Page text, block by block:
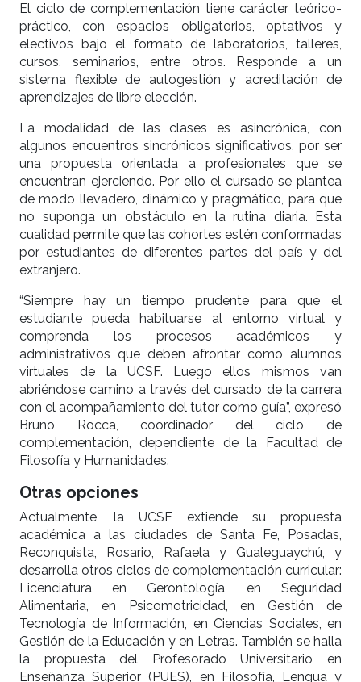
El ciclo de complementación tiene carácter teórico-
práctico, con espacios obligatorios, optativos y
electivos bajo el formato de laboratorios, talleres,
cursos, seminarios, entre otros. Responde a un
sistema flexible de autogestión y acreditación de
aprendizajes de libre elección.
La modalidad de las clases es asincrónica, con
algunos encuentros sincrónicos significativos, por ser
una propuesta orientada a profesionales que se
encuentran ejerciendo. Por ello el cursado se plantea
de modo llevadero, dinámico y pragmático, para que
no suponga un obstáculo en la rutina diaria. Esta
cualidad permite que las cohortes estén conformadas
por estudiantes de diferentes partes del país y del
extranjero.
“Siempre hay un tiempo prudente para que el
estudiante pueda habituarse al entorno virtual y
comprenda los procesos académicos y
administrativos que deben afrontar como alumnos
virtuales de la UCSF. Luego ellos mismos van
abriéndose camino a través del cursado de la carrera
con el acompañamiento del tutor como guía”, expresó
Bruno Rocca, coordinador del ciclo de
complementación, dependiente de la Facultad de
Filosofía y Humanidades.
Otras opciones
Actualmente, la UCSF extiende su propuesta
académica a las ciudades de Santa Fe, Posadas,
Reconquista, Rosario, Rafaela y Gualeguaychú, y
desarrolla otros ciclos de complementación curricular:
Licenciatura en Gerontología, en Seguridad
Alimentaria, en Psicomotricidad, en Gestión de
Tecnología de Información, en Ciencias Sociales, en
Gestión de la Educación y en Letras. También se halla
la propuesta del Profesorado Universitario en
Enseñanza Superior (PUES), en Filosofía, Lengua y